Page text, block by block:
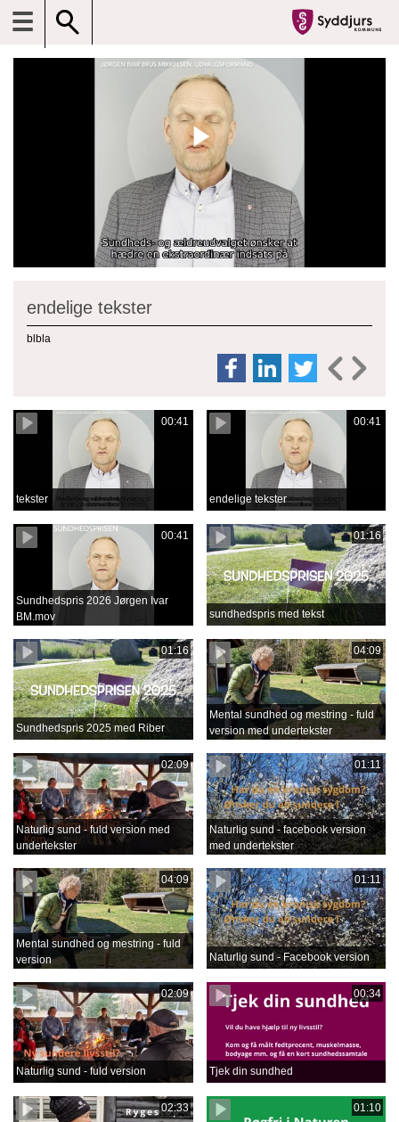
☰
endelige tekster
blbla
00:41
tekster
00:41
endelige tekster
00:41
Sundhedspris 2026 Jørgen Ivar
BM.mov
01:16
sundhedspris med tekst
01:16
Sundhedspris 2025 med Riber
04:09
Mental sundhed og mestring - fuld
version med undertekster
02:09
Naturlig sund - fuld version med
undertekster
01:11
Naturlig sund - facebook version
med undertekster
04:09
Mental sundhed og mestring - fuld
version
01:11
Naturlig sund - Facebook version
02:09
Naturlig sund - fuld version
00:34
Tjek din sundhed
02:33 01:10